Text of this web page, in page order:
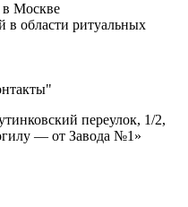
в Москве
в области ритуальных
переулок, 1/2,
— от Завода №1»